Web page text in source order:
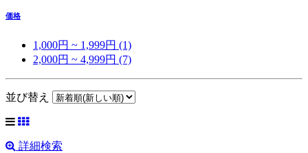
価格
1,000円 ~ 1,999円 (1)
2,000円 ~ 4,999円 (7)
並び替え
詳細検索